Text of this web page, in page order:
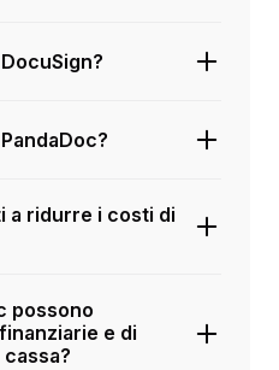
a ridurre i costi di
possono
e di